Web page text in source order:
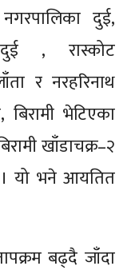
दुई,
दुई , रास्कोट
र नरहरिनाथ
भेटिएका
खाँडाचक्र–२
यो भने आयतित
बढ्दै जाँदा